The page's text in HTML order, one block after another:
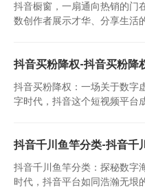
抖音橱窗，一扇通向热销的门
数创作者展示才华、分享生活
抖音买粉降权-抖音买粉降
抖音买粉降权：一场关于数字
字时代，抖音这个短视频平台
抖音千川鱼竿分类-抖音千
抖音千川鱼竿分类：探秘数字
时代，抖音平台如同浩瀚无垠